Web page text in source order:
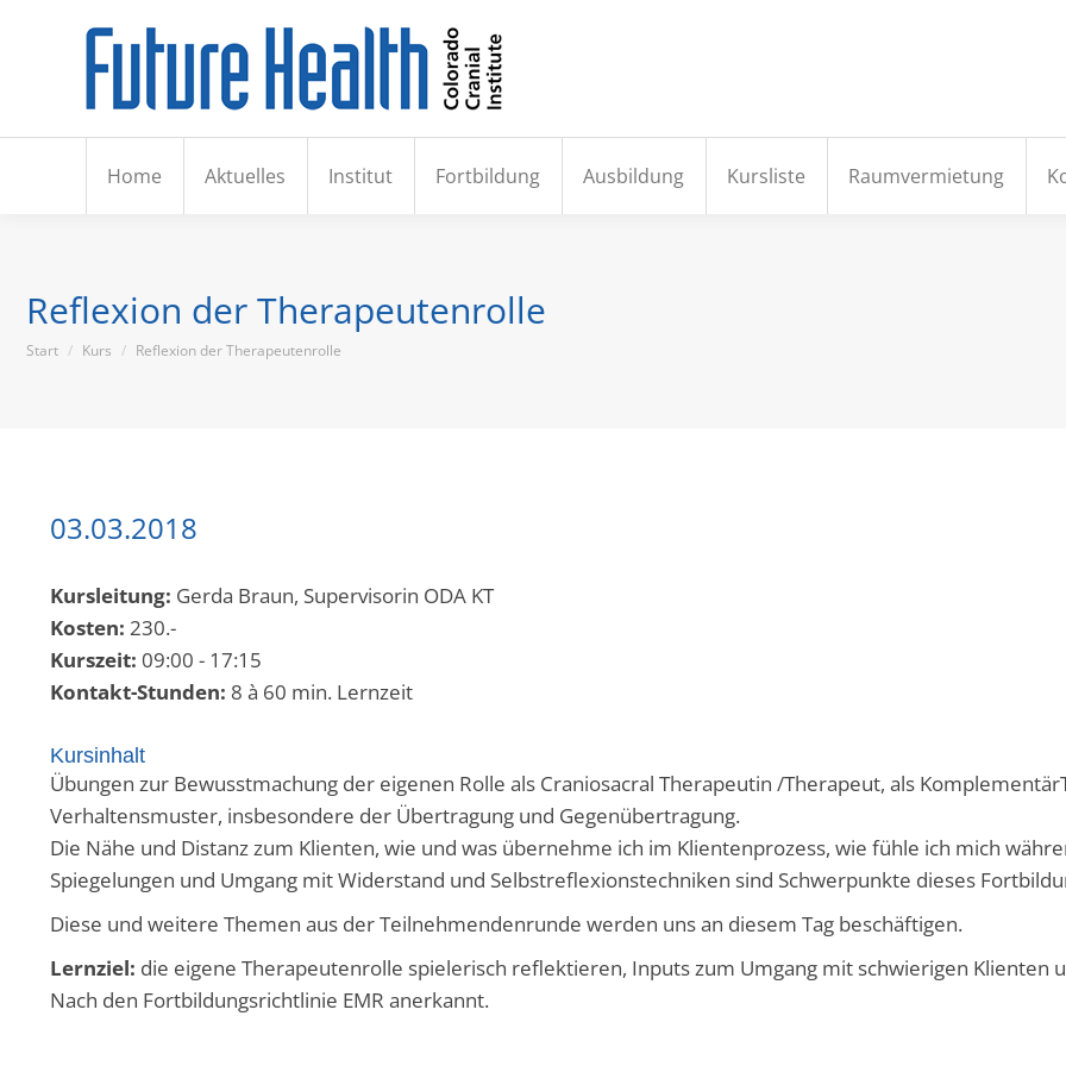
Home Aktuelles Institut Fortbildung Ausbildung Kursliste Raumvermietung
Reflexion der Therapeutenrolle
Sie befinden sich hier:
Start Kurs Reflexion der Therapeutenrolle
03.03.2018
Kursleitung: Gerda Braun, Supervisorin ODA KT
Kosten: 230.-
Kurszeit: 09:00 - 17:15
Kontakt-Stunden: 8 à 60 min. Lernzeit
Kursinhalt
Übungen zur Bewusstmachung der eigenen Rolle als Craniosacral Therapeutin /Therapeut, als
Verhaltensmuster, insbesondere der Übertragung und Gegenübertragung.
Die Nähe und Distanz zum Klienten, wie und was übernehme ich im Klientenprozess, wie fühle ich mich
Spiegelungen und Umgang mit Widerstand und Selbstreflexionstechniken sind Schwerpunkte dieses
Diese und weitere Themen aus der Teilnehmendenrunde werden uns an diesem Tag beschäftigen.
Lernziel: die eigene Therapeutenrolle spielerisch reflektieren, Inputs zum Umgang mit schwierigen Klienten
Nach den Fortbildungsrichtlinie EMR anerkannt.
Home